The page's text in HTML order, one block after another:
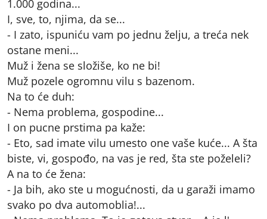
1.000 godina...
I, sve, to, njima, da se...
- I zato, ispuniću vam po jednu želju, a treća nek
ostane meni...
Muž i žena se složiše, ko ne bi!
Muž pozele ogromnu vilu s bazenom.
Na to će duh:
- Nema problema, gospodine...
I on pucne prstima pa kaže:
- Eto, sad imate vilu umesto one vaše kuće... A šta
biste, vi, gospođo, na vas je red, šta ste poželeli?
A na to će žena:
- Ja bih, ako ste u mogućnosti, da u garaži imamo
svako po dva automoblia!...